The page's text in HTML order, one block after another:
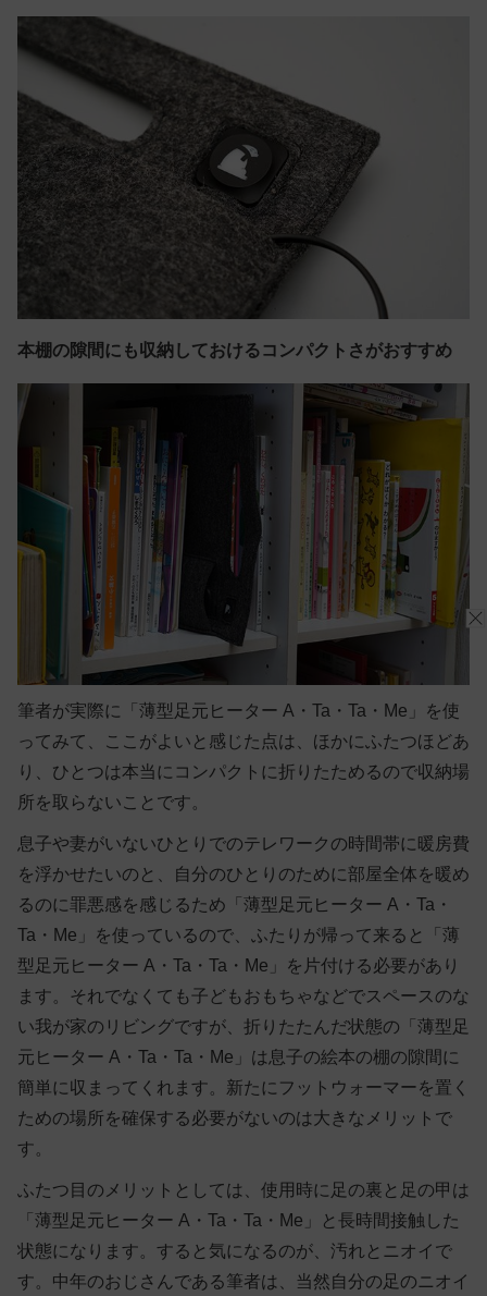
本棚の隙間にも収納しておけるコンパクトさがおすすめ
筆者が実際に「薄型足元ヒーター A・Ta・Ta・Me」を使
ってみて、ここがよいと感じた点は、ほかにふたつほどあ
り、ひとつは本当にコンパクトに折りたためるので収納場
所を取らないことです。
息子や妻がいないひとりでのテレワークの時間帯に暖房費
を浮かせたいのと、自分のひとりのために部屋全体を暖め
るのに罪悪感を感じるため「薄型足元ヒーター A・Ta・
Ta・Me」を使っているので、ふたりが帰って来ると「薄
型足元ヒーター A・Ta・Ta・Me」を片付ける必要があり
ます。それでなくても子どもおもちゃなどでスペースのな
い我が家のリビングですが、折りたたんだ状態の「薄型足
元ヒーター A・Ta・Ta・Me」は息子の絵本の棚の隙間に
簡単に収まってくれます。新たにフットウォーマーを置く
ための場所を確保する必要がないのは大きなメリットで
す。
ふたつ目のメリットとしては、使用時に足の裏と足の甲は
「薄型足元ヒーター A・Ta・Ta・Me」と長時間接触した
状態になります。すると気になるのが、汚れとニオイで
す。中年のおじさんである筆者は、当然自分の足のニオイ